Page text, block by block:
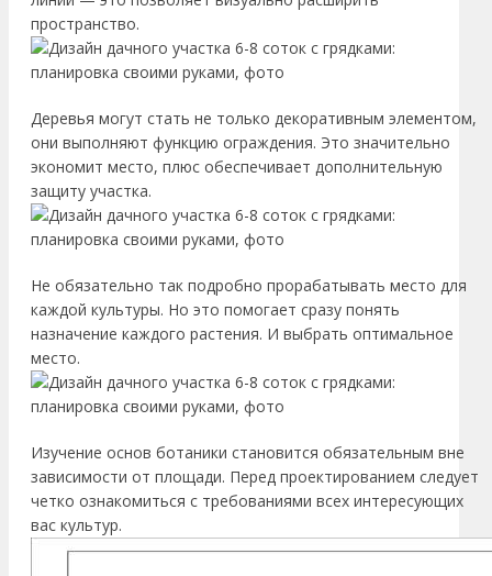
пространство.
Деревья могут стать не только декоративным элементом,
они выполняют функцию ограждения. Это значительно
экономит место, плюс обеспечивает дополнительную
защиту участка.
Не обязательно так подробно прорабатывать место для
каждой культуры. Но это помогает сразу понять
назначение каждого растения. И выбрать оптимальное
место.
Изучение основ ботаники становится обязательным вне
зависимости от площади. Перед проектированием следует
четко ознакомиться с требованиями всех интересующих
вас культур.